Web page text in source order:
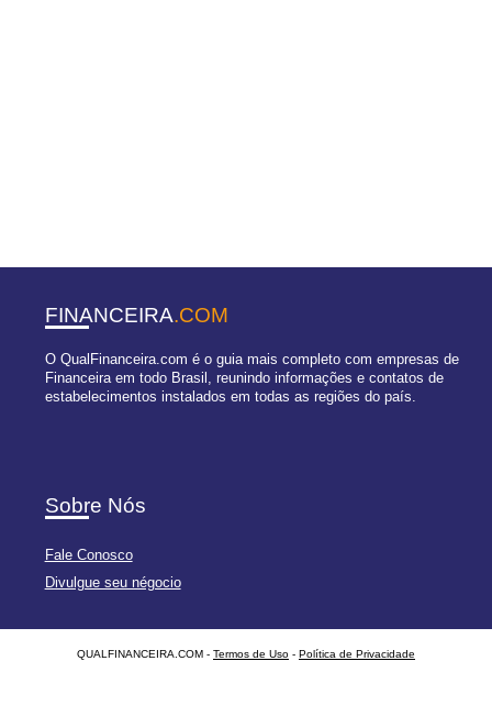
FINANCEIRA.COM
O QualFinanceira.com é o guia mais completo com empresas de
Financeira em todo Brasil, reunindo informações e contatos de
estabelecimentos instalados em todas as regiões do país.
Sobre Nós
Fale Conosco
Divulgue seu négocio
QUALFINANCEIRA.COM - Termos de Uso - Política de Privacidade